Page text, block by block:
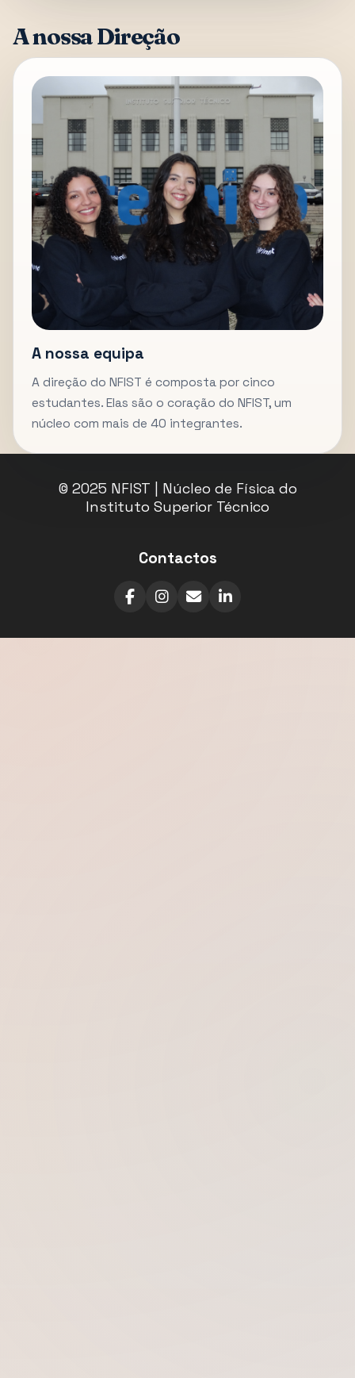
A nossa Direção
A nossa equipa
A direção do NFIST é composta por cinco
estudantes. Elas são o coração do NFIST, um
núcleo com mais de 40 integrantes.
© 2025 NFIST | Núcleo de Física do
Instituto Superior Técnico
Contactos